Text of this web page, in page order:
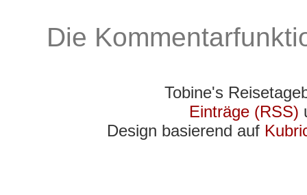
Die
Tobine's
Einträge (RSS)
Design basierend auf